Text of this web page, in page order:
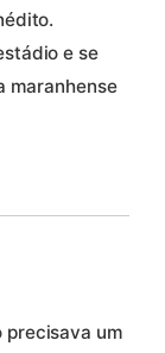
e se
maranhense
precisava um